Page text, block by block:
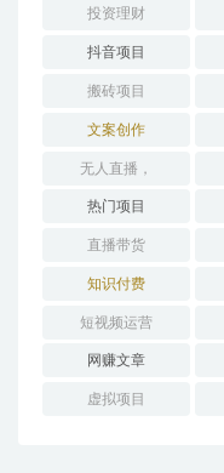
投资理财
抖音项目
搬砖项目
文案创作
无人直播，
热门项目
直播带货
知识付费
短视频运营
网赚文章
虚拟项目